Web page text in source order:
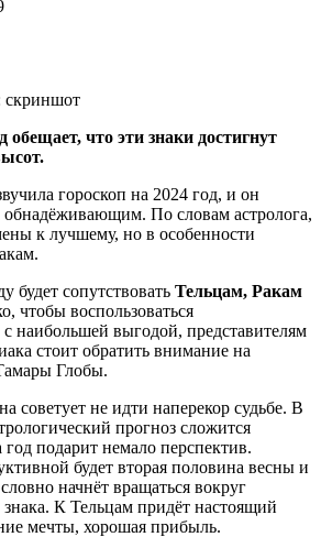
скриншот
обещает, что эти знаки достигнут
гороскоп на 2024 год, и он
обнадёживающим. По словам астролога,
к лучшему, но в особенности
будет сопутствовать Тельцам, Ракам
чтобы воспользоваться
наибольшей выгодой, представителям
стоит обратить внимание на
Глобы.
советует не идти наперекор судьбе. В
прогноз сложится
год подарит немало перспектив.
будет вторая половина весны и
начнёт вращаться вокруг
знака. К Тельцам придёт настоящий
мечты, хорошая прибыль.